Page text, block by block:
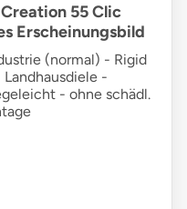
55 Clic
Erscheinungsbild
(normal) - Rigid
-
- ohne schädl.